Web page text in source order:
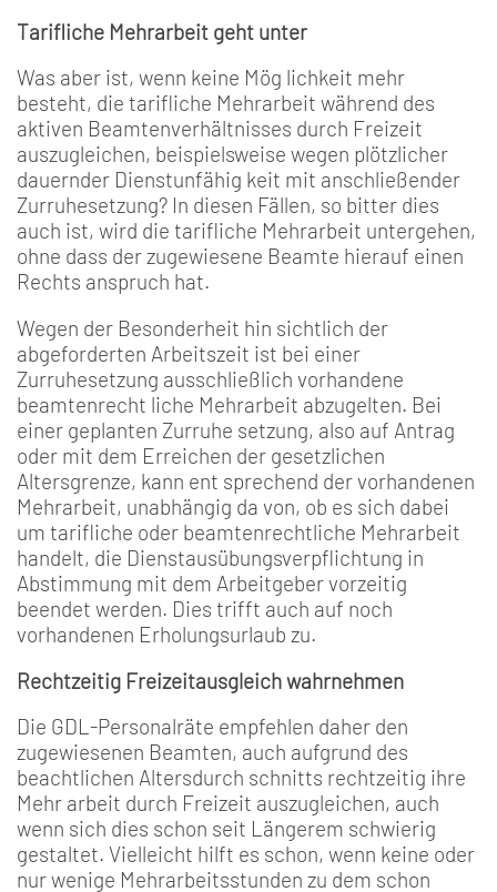
Tarifliche Mehrarbeit geht unter
Was aber ist, wenn keine Mög­ lichkeit mehr
besteht, die tarif­liche Mehrarbeit während des
aktiven Beamtenverhältnisses durch Freizeit
auszugleichen, beispielsweise wegen plötzli­cher
dauernder Dienstunfähig­ keit mit anschließender
Zurru­hesetzung? In diesen Fällen, so bitter dies
auch ist, wird die ta­rifliche Mehrarbeit untergehen,
ohne dass der zugewiesene Beamte hierauf einen
Rechts­ anspruch hat.
Wegen der Besonderheit hin­ sichtlich der
abgeforderten Arbeitszeit ist bei einer
Zurruhesetzung ausschließlich vorhandene
beamtenrecht­ liche Mehrarbeit abzugelten. Bei
einer geplanten Zurruhe­ setzung, also auf Antrag
oder mit dem Erreichen der gesetz­lichen
Altersgrenze, kann ent­ sprechend der vorhandenen
Mehrarbeit, unabhängig da­ von, ob es sich dabei
um tarif­liche oder beamtenrechtliche Mehrarbeit
handelt, die Dienstausübungsverpflichtung in
Abstimmung mit dem Arbeitgeber vorzeitig
beendet werden. Dies trifft auch auf noch
vorhandenen Erholungs­urlaub zu.
Rechtzeitig Freizeitausgleich wahrnehmen
Die GDL­-Personalräte empfeh­len daher den
zugewiesenen Beamten, auch aufgrund des
beachtlichen Altersdurch­ schnitts rechtzeitig ihre
Mehr­ arbeit durch Freizeit auszugleichen, auch
wenn sich dies schon seit Längerem schwierig
gestaltet. Vielleicht hilft es schon, wenn keine oder
nur wenige Mehrarbeitsstunden zu dem schon